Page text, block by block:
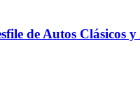
de Autos